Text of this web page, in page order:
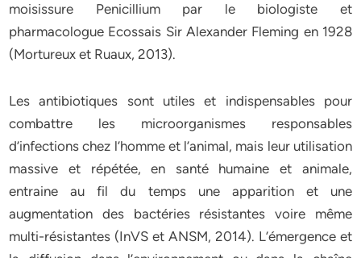
moisissure Penicillium par le biologiste et
pharmacologue Ecossais Sir Alexander Fleming en 1928
(Mortureux et Ruaux, 2013).
Les antibiotiques sont utiles et indispensables pour
combattre les microorganismes responsables
d’infections chez l’homme et l’animal, mais leur utilisation
massive et répétée, en santé humaine et animale,
entraine au fil du temps une apparition et une
augmentation des bactéries résistantes voire même
multi-résistantes (InVS et ANSM, 2014). L’émergence et